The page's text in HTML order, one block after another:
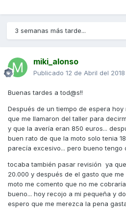
3 semanas más tarde...
miki_alonso
Publicado 12 de Abril del 2018
Buenas tardes a tod@s!!
Después de un tiempo de espera
que me llamaron del taller para
y que la avería eran 850 euros...
buen rato de que la moto solo tenia
parecía excesivo... pero bueno tengo
tocaba también pasar revisión ya
20.000 y después de el gasto que
moto me comento que no me
bueno... hoy recojo a mi pequeña y
espero que me merezca la pena